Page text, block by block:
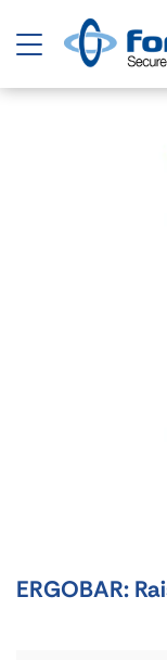
Toggle
ERGOBAR: